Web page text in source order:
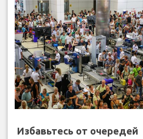
Избавьтесь от очередей